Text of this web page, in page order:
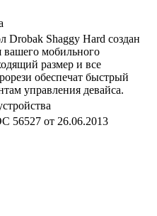
Drobak Shaggy Hard создан
вашего мобильного
размер и все
обеспечат быстрый
управления девайса.
56527 от 26.06.2013